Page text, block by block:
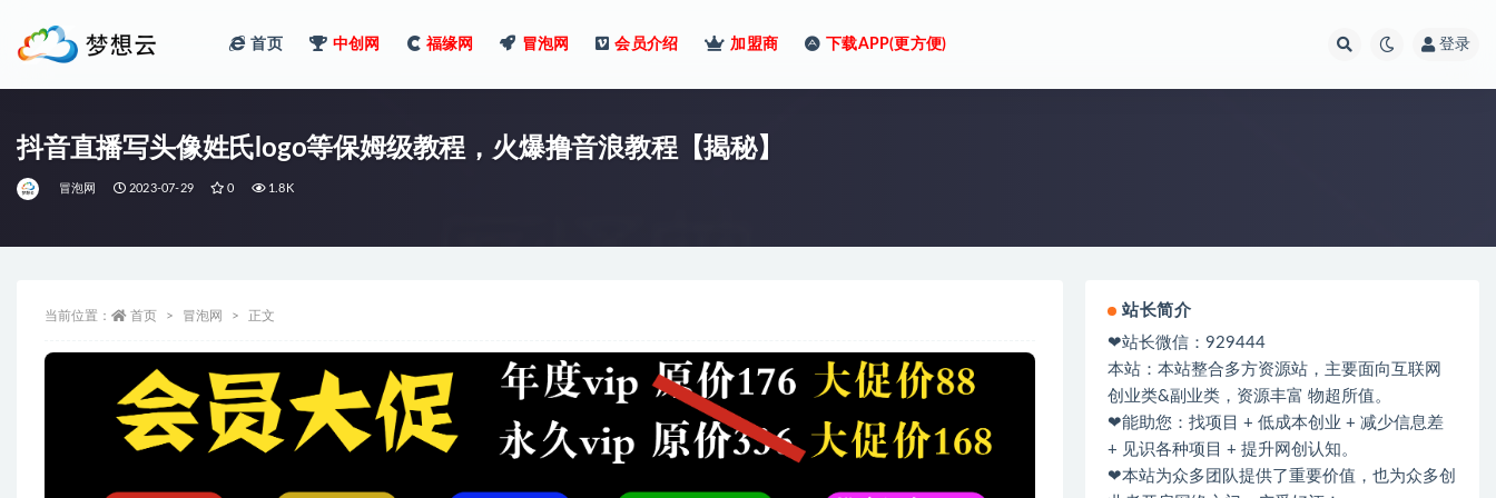
首页 中创网 福缘网 冒泡网 会员介绍 加盟商 下载APP(更方便) 登录
抖音直播写头像姓氏logo等保姆级教程，火爆撸音浪教程【揭秘】
冒泡网 2023-07-29 0 1.8K
当前位置： 首页 冒泡网 正文
站长简介
❤站长微信：929444
本站：本站整合多方资源站，主要面向互联网
创业类&副业类，资源丰富 物超所值。
❤能助您：找项目 + 低成本创业 + 减少信息差
+ 见识各种项目 + 提升网创认知。
❤本站为众多团队提供了重要价值，也为众多创